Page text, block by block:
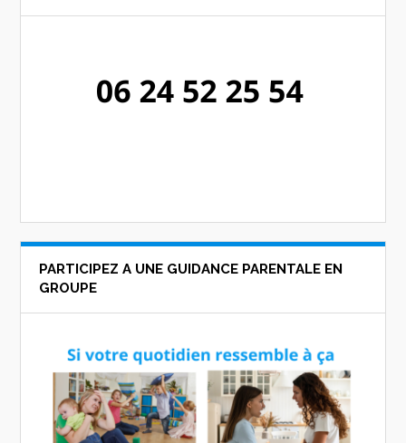
PARTICIPEZ A UNE GUIDANCE PARENTALE EN
GROUPE